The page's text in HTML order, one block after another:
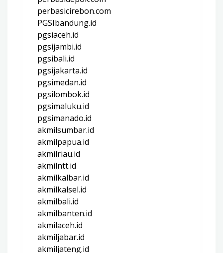
perbasicirebon.com
PGSIbandung.id
pgsiaceh.id
pgsijambi.id
pgsibali.id
pgsijakarta.id
pgsimedan.id
pgsilombok.id
pgsimaluku.id
pgsimanado.id
akmilsumbar.id
akmilpapua.id
akmilriau.id
akmilntt.id
akmilkalbar.id
akmilkalsel.id
akmilbali.id
akmilbanten.id
akmilaceh.id
akmiljabar.id
akmiljateng.id